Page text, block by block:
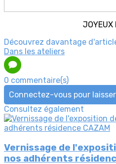
JOYEUX
Découvrez davantage
Dans les ateliers
0 commentaire(s)
Connectez-vous pour
Consultez également
Vernissage de
nos adhérents